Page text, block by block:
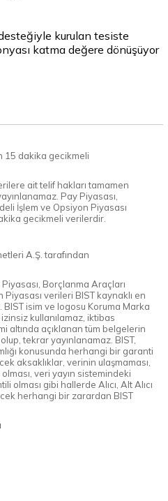
kurulan tesiste
katma değere dönüşüyor
15 dakika gecikmeli
ait telif hakları tamamen
Pay Piyasası,
İşlem ve Opsiyon Piyasası
gecikmeli verilerdir.
A.Ş. tarafından
Borçlanma Araçları
Piyasası verileri BIST kaynaklı en
isim ve logosu Koruma Marka
kullanılamaz, iktibas
altında açıklanan tüm belgelerin
tekrar yayınlanamaz. BIST,
konusunda herhangi bir garanti
aksaklıklar, verinin ulaşmaması,
veri yayın sistemindeki
olması gibi hallerde Alıcı, Alt Alıcı
herhangi bir zarardan BIST